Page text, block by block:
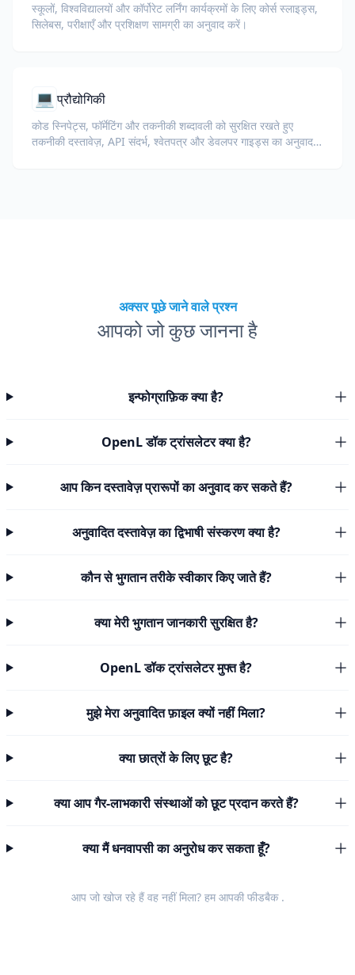
स्कूलों, विश्वविद्यालयों और कॉर्पोरेट लर्निंग कार्यक्रमों के लिए कोर्स स्लाइड्स,
सिलेबस, परीक्षाएँ और प्रशिक्षण सामग्री का अनुवाद करें।
💻 प्रौद्योगिकी
कोड स्निपेट्स, फॉर्मेटिंग और तकनीकी शब्दावली को सुरक्षित रखते हुए
तकनीकी दस्तावेज़, API संदर्भ, श्वेतपत्र और डेवलपर गाइड्स का अनुवाद
अक्सर पूछे जाने वाले प्रश्न
आपको जो कुछ जानना है
इन्फोग्राफ़िक क्या है?
OpenL डॉक ट्रांसलेटर क्या है?
आप किन दस्तावेज़ प्रारूपों का अनुवाद कर सकते हैं?
अनुवादित दस्तावेज़ का द्विभाषी संस्करण क्या है?
कौन से भुगतान तरीके स्वीकार किए जाते हैं?
क्या मेरी भुगतान जानकारी सुरक्षित है?
OpenL डॉक ट्रांसलेटर मुफ्त है?
मुझे मेरा अनुवादित फ़ाइल क्यों नहीं मिला?
क्या छात्रों के लिए छूट है?
क्या आप गैर-लाभकारी संस्थाओं को छूट प्रदान करते हैं?
क्या मैं धनवापसी का अनुरोध कर सकता हूँ?
आप जो खोज रहे हैं वह नहीं मिला? हम आपकी फीडबैक.